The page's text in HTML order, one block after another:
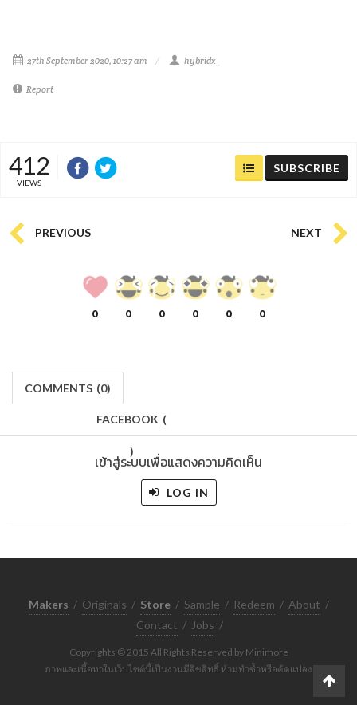
27th September 2020, 10:27 am hybridx_
Report
412
VIEWS
SUBSCRIBE
PREVIOUS NEXT
0 0 0 0 0 0
COMMENTS (0)
FACEBOOK (
)
เข้าสู่ระบบเพื่อแสดงความคิดเห็น
LOG IN
Makers / Originals / Store / Sample / Redeem / About /
Contact / Jobs /
Copyrights © 2015 All Rights Reserved by Minimore
ภาพและเนื้อหาในเว็บไซต์นี้เป็นงานมีลิขสิทธิ์ ห้ามทำซ้ำหรือดัดแปลง